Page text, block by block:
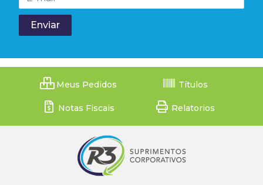
Meus Pedidos Títulos
Notas Fiscais Relatorios